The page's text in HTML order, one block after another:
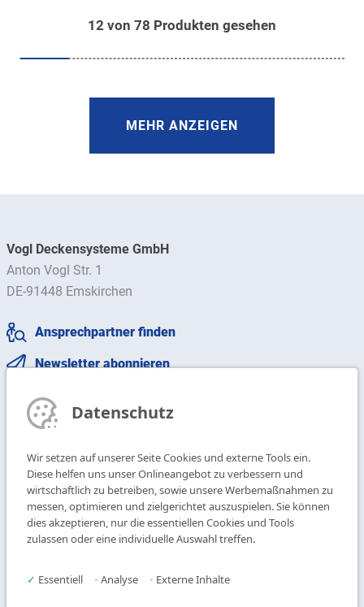
12 von 78 Produkten gesehen
MEHR ANZEIGEN
Vogl Deckensysteme GmbH
Anton Vogl Str. 1
DE-91448 Emskirchen
Ansprechpartner finden
Newsletter abonnieren
+49 9104 825-0
+49 9104 825-250
info@vogl-deckensysteme.de
Deckengestaltung
Systeme
Produkte
Galerie
Über uns
Kontakt
Datenschutz
Wir setzen auf unserer Seite Cookies und externe Tools ein.
Diese helfen uns unser Onlineangebot zu verbessern und
wirtschaftlich zu betreiben, sowie unsere Werbemaßnahmen zu
messen, optimieren und zielgerichtet auszuspielen. Sie können
dies akzeptieren, nur die essentiellen Cookies und Tools
zulassen oder eine individuelle Auswahl treffen.
✓ Essentiell • Analyse • Externe Inhalte